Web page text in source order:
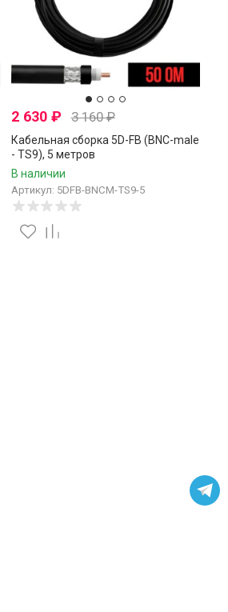
2 630₽ 3 160₽
Кабельная сборка 5D-FB (BNC-male
- TS9), 5 метров
В наличии
Артикул: 5DFB-BNCM-TS9-5